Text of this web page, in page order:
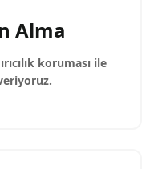
Alma
koruması ile